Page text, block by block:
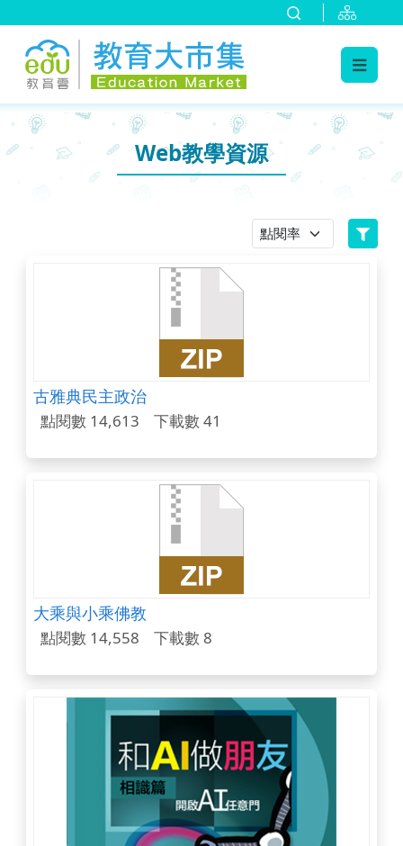
::: Web教學資源
古雅典民主政治
點閱數 14,613 下載數 41
大乘與小乘佛教
點閱數 14,558 下載數 8